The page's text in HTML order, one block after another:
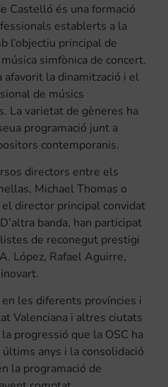
Castelló és una formació
establerts a la
l’objectiu principal de
simfònica de concert.
afavorit la dinamització i el
de músics
La varietat de gèneres ha
programació junt a
contemporanis.
directors entre els
Michael Thomas o
director principal convidat
banda, han participat
de reconegut prestigi
López, Rafael Aguirre,
les diferents províncies i
Valenciana i altres ciutats
progressió que la OSC ha
anys i la consolidació
la programació de